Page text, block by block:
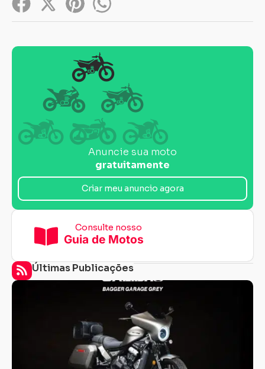
Anuncie sua moto
gratuitamente
Criar meu anuncio agora
Consulte nosso
Guia de Motos
Últimas Publicações